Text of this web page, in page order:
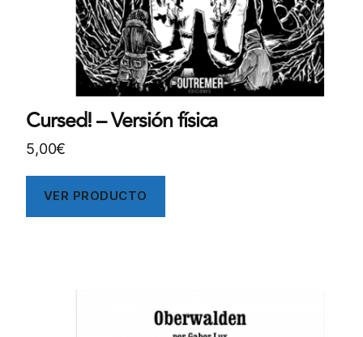
Cursed! – Versión física
5,00€
VER PRODUCTO